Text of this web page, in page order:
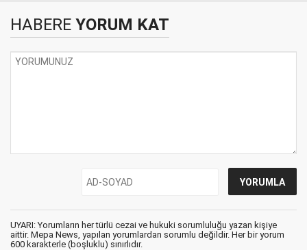
HABERE YORUM KAT
UYARI: Yorumların her türlü cezai ve hukuki sorumluluğu yazan kişiye
aittir. Mepa News, yapılan yorumlardan sorumlu değildir. Her bir yorum
600 karakterle (boşluklu) sınırlıdır.